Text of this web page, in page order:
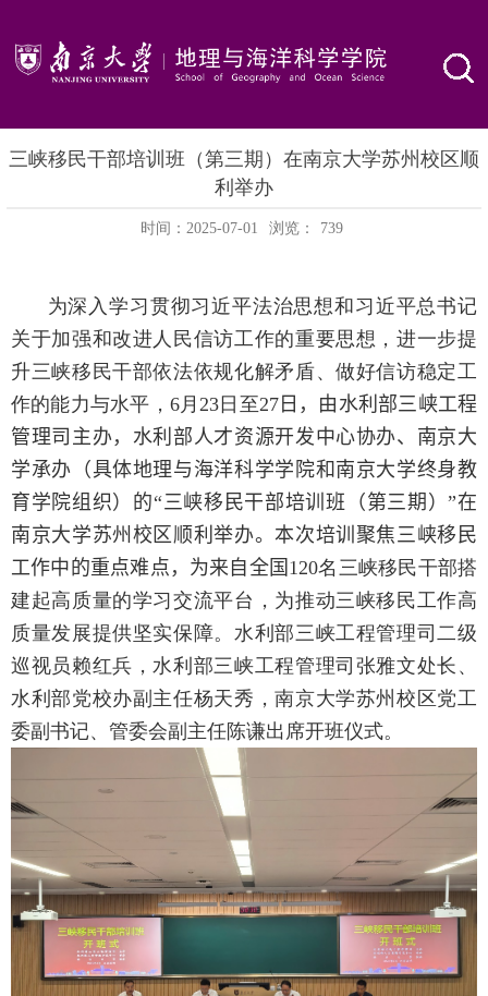
三峡移民干部培训班（第三期）在南京大学苏州校区顺
利举办
时间：2025-07-01 浏览： 739
为深入学习贯彻习近平法治思想和习近平总书记
关于加强和改进人民信访工作的重要思想，进一步提
升三峡移民干部依法依规化解矛盾、做好信访稳定工
作的能力与水平， 6月23 日至27日 ，由水利部三峡工程
管理司主办，水利部人才资源开发中心协办、南京大
学承办（具体地理与海洋科学学院和南京大学终身教
育学院组织）的“三峡移民干部培训班（第三期）”在
南京大学苏州校区顺利举办。本次培训聚焦三峡移民
工作中的重点难点，为来自全国 120名三峡移民干部搭
建起高质量的学习交流平台，为推动三峡移民工作高
质量发展提供坚实保障。水利部三峡工程管理司二级
巡视员赖红兵，水利部三峡工程管理司张雅文处长、
水利部党校办副主任杨天秀，南京大学苏州校区党工
委副书记、管委会副主任陈谦出席开班仪式。